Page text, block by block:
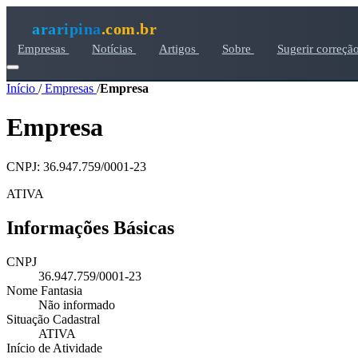
araripina.com.br
Empresas Notícias Artigos Sobre Sugerir
Início /Empresas /Empresa
Empresa
CNPJ: 36.947.759/0001-23
ATIVA
Informações Básicas
CNPJ
36.947.759/0001-23
Nome Fantasia
Não informado
Situação Cadastral
ATIVA
Início de Atividade